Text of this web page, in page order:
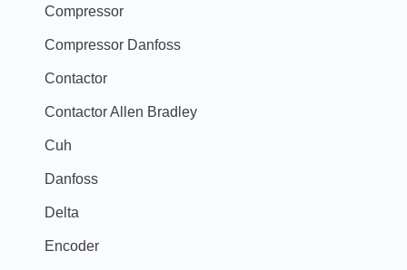
Compressor
Compressor Danfoss
Contactor
Contactor Allen Bradley
Cuh
Danfoss
Delta
Encoder